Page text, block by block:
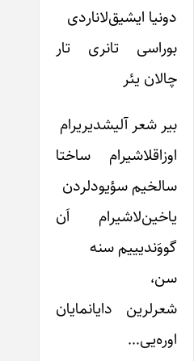
دونیا ایشیق‌لاناردی
بوراسی تانری تار
چالان یئر
بیر شعر آلیشدیریرام
اوزاقلاشیرام ساختا
سالخیم سؤیودلردن
یاخین‌لاشیرام اَن
گووَندیییم سنه
سن،
شعرلرین دایانمایان
اوره‌یی…